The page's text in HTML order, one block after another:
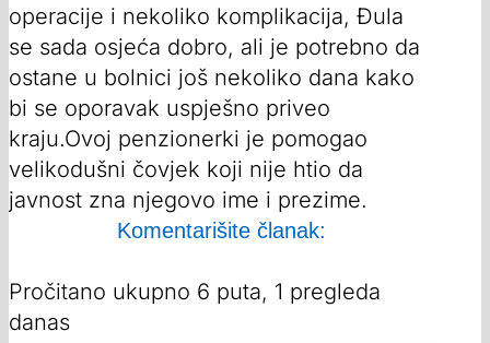
operacije i nekoliko komplikacija, Đula
se sada osjeća dobro, ali je potrebno da
ostane u bolnici još nekoliko dana kako
bi se oporavak uspješno priveo
kraju.Ovoj penzionerki je pomogao
velikodušni čovjek koji nije htio da
javnost zna njegovo ime i prezime.
Komentarišite članak:
Pročitano ukupno 6 puta, 1 pregleda
danas